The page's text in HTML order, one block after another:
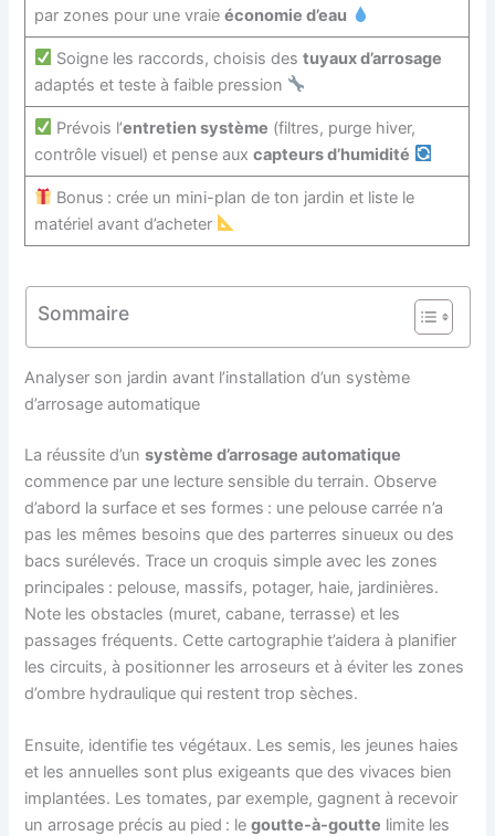
par zones pour une vraie économie d’eau
Soigne les raccords, choisis destuyaux d’arrosage
adaptés et teste à faible pression
Prévois l’entretien système (filtres, purge hiver,
contrôle visuel) et pense aux capteurs d’humidité
Bonus : crée un mini-plan de ton jardin et liste le
matériel avant d’acheter
Sommaire
Analyser son jardin avant l’installation d’un système
d’arrosage automatique
La réussite d’unsystème d’arrosage automatique
commence par une lecture sensible du terrain. Observe
d’abord la surface et ses formes : une pelouse carrée n’a
pas les mêmes besoins que des parterres sinueux ou des
bacs surélevés. Trace un croquis simple avec les zones
principales : pelouse, massifs, potager, haie, jardinières.
Note les obstacles (muret, cabane, terrasse) et les
passages fréquents. Cette cartographie t’aidera à planifier
les circuits, à positionner les arroseurs et à éviter les zones
d’ombre hydraulique qui restent trop sèches.
Ensuite, identifie tes végétaux. Les semis, les jeunes haies
et les annuelles sont plus exigeants que des vivaces bien
implantées. Les tomates, par exemple, gagnent à recevoir
un arrosage précis au pied : legoutte-à-goutte limite les